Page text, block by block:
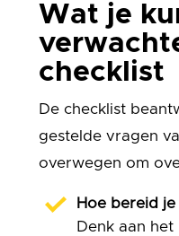
Wat je
checklist
De checklist
gestelde vragen
overwegen om
Hoe bereid
Denk aan